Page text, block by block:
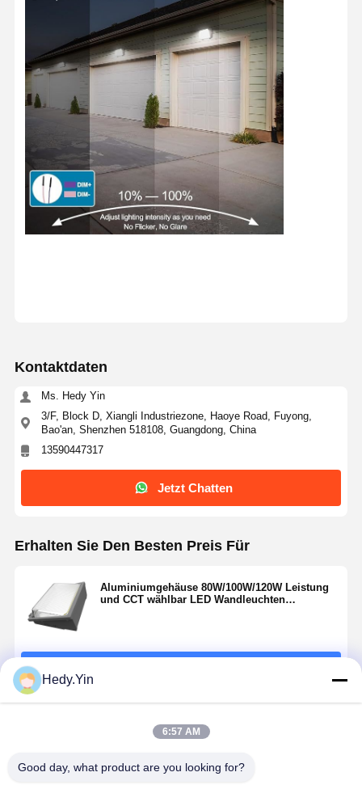
Kontaktdaten
Ms. Hedy Yin
3/F, Block D, Xiangli Industriezone, Haoye Road, Fuyong,
Bao'an, Shenzhen 518108, Guangdong, China
13590447317
Jetzt Chatten
Erhalten Sie Den Besten Preis Für
Aluminiumgehäuse 80W/100W/120W Leistung
und CCT wählbar LED Wandleuchten
Empfohlene Produkte
Hedy.Yin
6:57 AM
Good day, what product are you looking for?